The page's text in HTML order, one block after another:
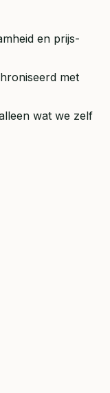
en prijs-
met
wat we zelf